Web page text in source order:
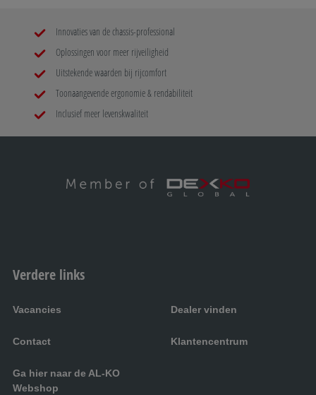
Innovaties van de chassis-professional
Oplossingen voor meer rijveiligheid
Uitstekende waarden bij rijcomfort
Toonaangevende ergonomie & rendabiliteit
Inclusief meer levenskwaliteit
Verdere links
Vacancies Dealer vinden
Contact Klantencentrum
Ga hier naar de AL-KO
Webshop